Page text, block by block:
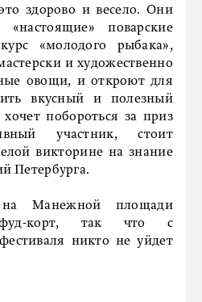
здорово и весело. Они
«настоящие» поварские
«молодого рыбака»,
и художественно
овощи, и откроют для
вкусный и полезный
побороться за приз
участник, стоит
викторине на знание
Петербурга.
Манежной площади
корт, так что с
никто не уйдет